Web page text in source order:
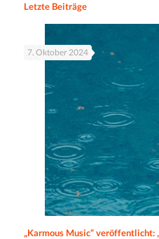
Letzte Beiträge
7. Oktober 2024
„Karmous Music“ veröffentlicht: